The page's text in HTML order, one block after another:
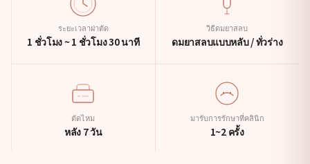
ระยะเวลาผ่าตัด
1 ชั่วโมง ~ 1 ชั่วโมง 30 นาที
วิธีดมยาสลบ
ดมยาสลบแบบหลับ / ทั่วร่าง
ตัดไหม
หลัง 7 วัน
มารับการรักษาที่คลินิก
1~2 ครั้ง